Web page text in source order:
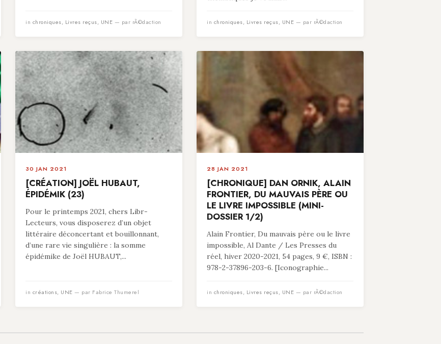
in chroniques, Livres reçus, UNE — par rÃ©daction in chroniques, Livres reçus, UNE — par rÃ©daction
30 JAN 2021
[CRÉATION] JOËL HUBAUT,
ÉPIDÉMIK (23)
Pour le printemps 2021, chers Libr-
Lecteurs, vous disposerez d’un objet
littéraire déconcertant et bouillonnant,
d’une rare vie singulière : la somme
épidémike de Joël HUBAUT,...
in créations, UNE — par Fabrice Thumerel
28 JAN 2021
[CHRONIQUE] DAN ORNIK, ALAIN
FRONTIER, DU MAUVAIS PÈRE OU
LE LIVRE IMPOSSIBLE (MINI-
DOSSIER 1/2)
Alain Frontier, Du mauvais père ou le livre
impossible, Al Dante / Les Presses du
réel, hiver 2020-2021, 54 pages, 9 €, ISBN :
978-2-37896-203-6. [Iconographie...
in chroniques, Livres reçus, UNE — par rÃ©daction